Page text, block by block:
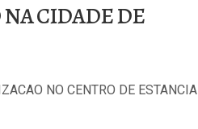
CIDADE DE
NO CENTRO DE ESTANCIA